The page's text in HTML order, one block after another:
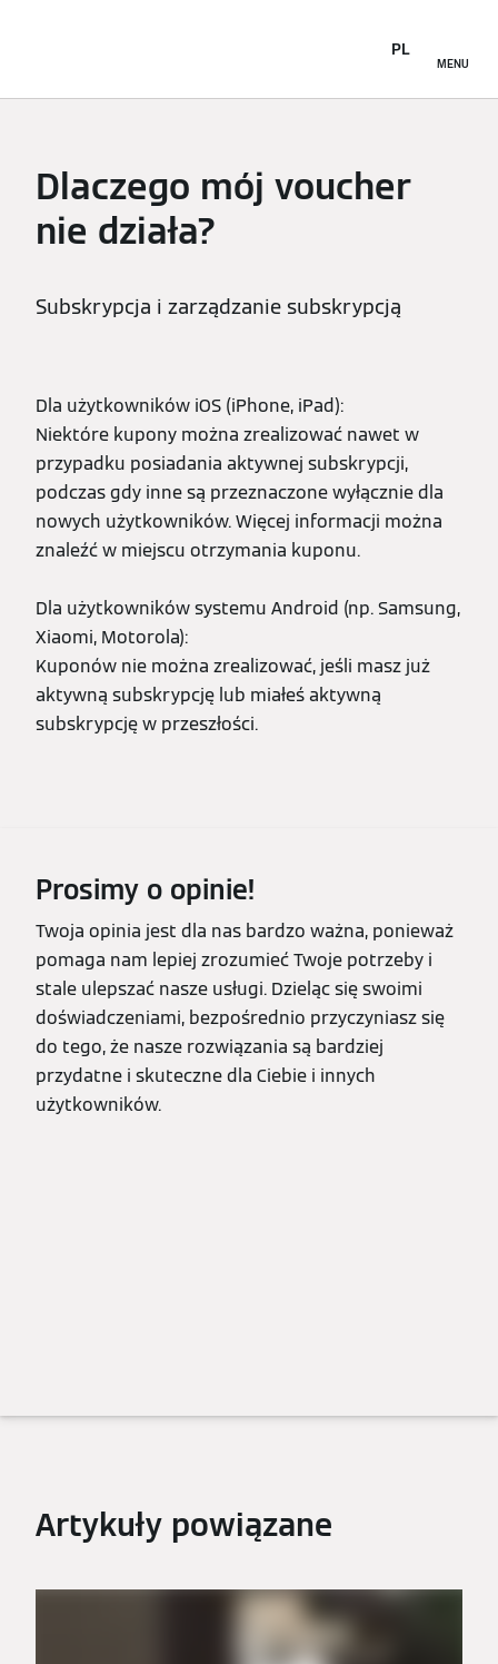
MENU
PL
Dlaczego mój voucher
nie działa?
Subskrypcja i zarządzanie subskrypcją
Dla użytkowników iOS (iPhone, iPad):
Niektóre kupony można zrealizować nawet w
przypadku posiadania aktywnej subskrypcji,
podczas gdy inne są przeznaczone wyłącznie dla
nowych użytkowników. Więcej informacji można
znaleźć w miejscu otrzymania kuponu.
Dla użytkowników systemu Android (np. Samsung,
Xiaomi, Motorola):
Kuponów nie można zrealizować, jeśli masz już
aktywną subskrypcję lub miałeś aktywną
subskrypcję w przeszłości.
Prosimy o opinie!
Twoja opinia jest dla nas bardzo ważna, ponieważ
pomaga nam lepiej zrozumieć Twoje potrzeby i
stale ulepszać nasze usługi. Dzieląc się swoimi
doświadczeniami, bezpośrednio przyczyniasz się
do tego, że nasze rozwiązania są bardziej
przydatne i skuteczne dla Ciebie i innych
użytkowników.
Artykuły powiązane